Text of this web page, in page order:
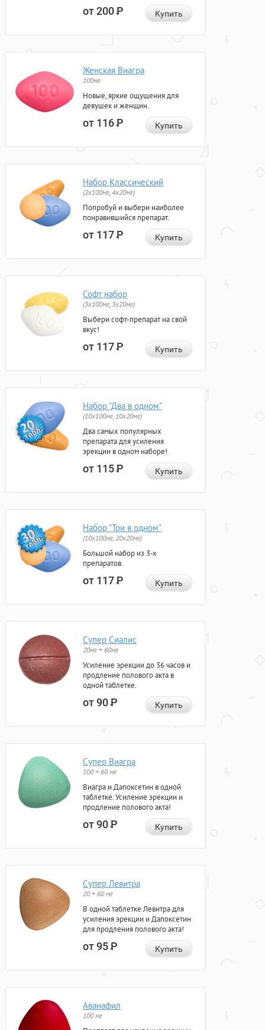
от 200Р Купить
Женская Виагра
100мг
Новые, яркие ощущения для
девушек и женщин.
от 116Р Купить
Набор Классический
(2x100мг, 4x20мг)
Попробуй и выбери наиболее
понравившийся препарат.
от 117Р Купить
Софт набор
(3x100мг, 3x20мг)
Выбери софт-препарат на свой
вкус!
от 117Р Купить
Набор "Два в одном"
(10x100мг, 10x20мг)
Два самых популярных
препарата для усиления
эрекции в одном наборе!
от 115Р Купить
Набор "Три в одном"
(10x100мг, 20x20мг)
Большой набор из 3-х
препаратов.
от 117Р Купить
Супер Сиалис
20мг + 60мг
Усиление эрекции до 36 часов и
продление полового акта в
одной таблетке.
от 90Р Купить
Супер Виагра
100 + 60 мг
Виагра и Дапоксетин в одной
таблетке. Усиление эрекции и
продление полового акта!
от 90Р Купить
Супер Левитра
20 + 60 мг
В одной таблетке Левитра для
усиления эрекции и Дапоксетин
для продления полового акта!
от 95Р Купить
Аванафил
100 мг